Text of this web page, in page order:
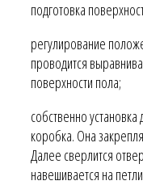
подготовка
регулирование
проводится
поверхности пола;
собственно
коробка. Она
Далее сверлится
навешивается на